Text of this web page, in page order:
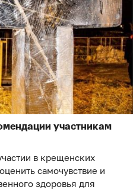
участникам
в крещенских
самочувствие и
здоровья для